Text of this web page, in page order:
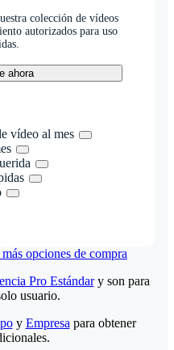
colección de vídeos
autorizados para uso
ahora
vídeo al mes
opciones de compra
Pro Estándary son para
usuario.
y Empresa para obtener